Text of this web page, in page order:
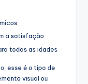
a satisfação
todas as idades
esse é o tipo de
visual ou